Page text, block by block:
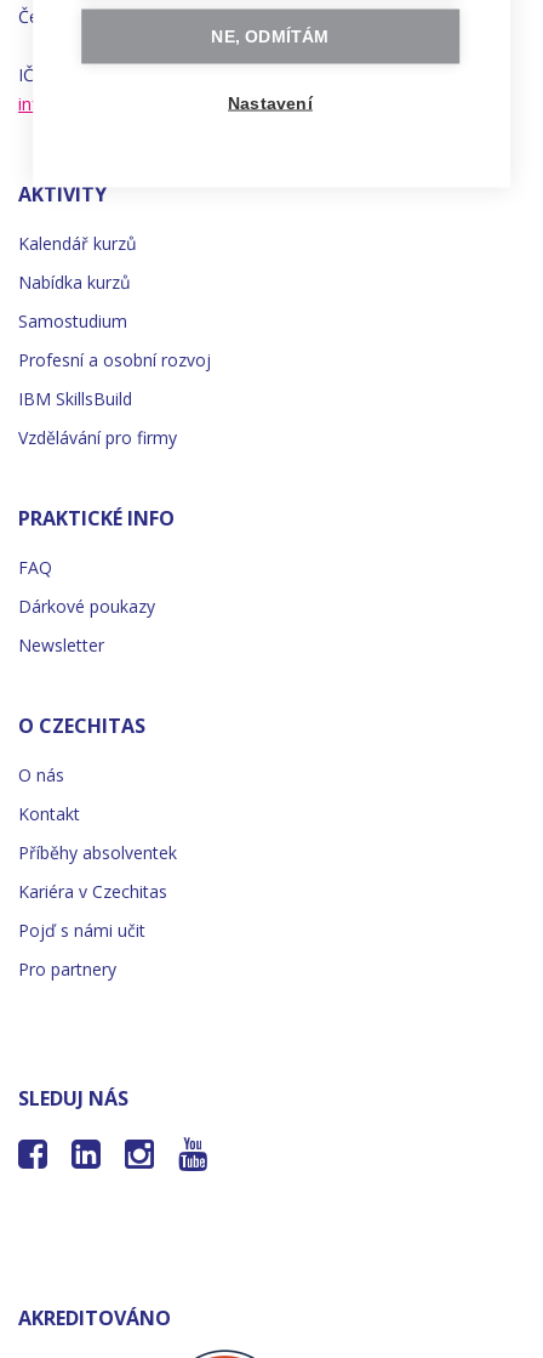
Česká republika
IČO 22834958 | DIČ CZ22834958
info@czechitas.cz
AKTIVITY
Kalendář kurzů
Nabídka kurzů
Samostudium
Profesní a osobní rozvoj
IBM SkillsBuild
Vzdělávání pro firmy
PRAKTICKÉ INFO
FAQ
Dárkové poukazy
Newsletter
O CZECHITAS
O nás
Kontakt
Příběhy absolventek
Kariéra v Czechitas
Pojď s námi učit
Pro partnery
SLEDUJ NÁS
   
AKREDITOVÁNO
NE, ODMÍTÁM
Nastavení